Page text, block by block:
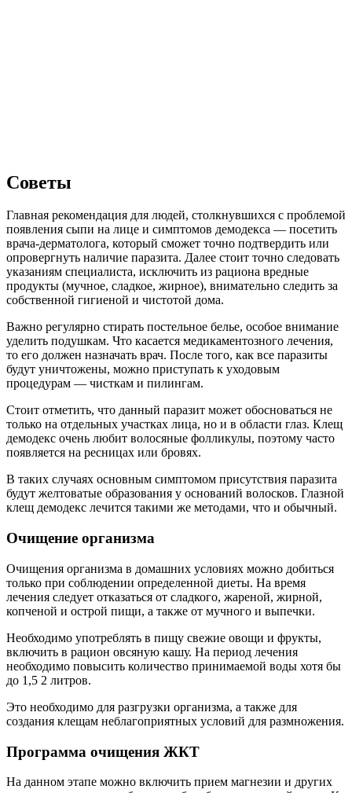
Советы
Главная рекомендация для людей, столкнувшихся с проблемой
появления сыпи на лице и симптомов демодекса — посетить
врача-дерматолога, который сможет точно подтвердить или
опровергнуть наличие паразита. Далее стоит точно следовать
указаниям специалиста, исключить из рациона вредные
продукты (мучное, сладкое, жирное), внимательно следить за
собственной гигиеной и чистотой дома.
Важно регулярно стирать постельное белье, особое внимание
уделить подушкам. Что касается медикаментозного лечения,
то его должен назначать врач. После того, как все паразиты
будут уничтожены, можно приступать к уходовым
процедурам — чисткам и пилингам.
Стоит отметить, что данный паразит может обосноваться не
только на отдельных участках лица, но и в области глаз. Клещ
демодекс очень любит волосяные фолликулы, поэтому часто
появляется на ресницах или бровях.
В таких случаях основным симптомом присутствия паразита
будут желтоватые образования у оснований волосков. Глазной
клещ демодекс лечится такими же методами, что и обычный.
Очищение организма
Очищения организма в домашних условиях можно добиться
только при соблюдении определенной диеты. На время
лечения следует отказаться от сладкого, жареной, жирной,
копченой и острой пищи, а также от мучного и выпечки.
Необходимо употреблять в пищу свежие овощи и фрукты,
включить в рацион овсяную кашу. На период лечения
необходимо повысить количество принимаемой воды хотя бы
до 1,5 2 литров.
Это необходимо для разгрузки организма, а также для
создания клещам неблагоприятных условий для размножения.
Программа очищения ЖКТ
На данном этапе можно включить прием магнезии и других